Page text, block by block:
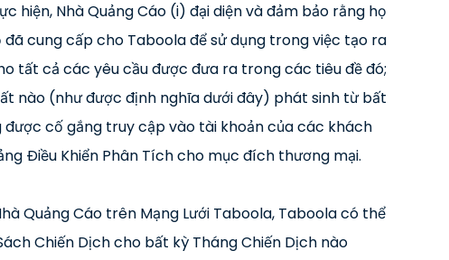
hiện, Nhà Quảng Cáo (i) đại diện và đảm bảo rằng họ
cung cấp cho Taboola để sử dụng trong việc tạo ra
tất cả các yêu cầu được đưa ra trong các tiêu đề đó;
nào (như được định nghĩa dưới đây) phát sinh từ bất
được cố gắng truy cập vào tài khoản của các khách
Điều Khiển Phân Tích cho mục đích thương mại.
Quảng Cáo trên Mạng Lưới Taboola, Taboola có thể
Chiến Dịch cho bất kỳ Tháng Chiến Dịch nào